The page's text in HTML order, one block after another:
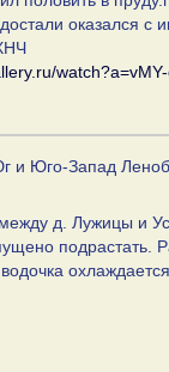
оказался
и Юго-Запад
д. Лужицы и